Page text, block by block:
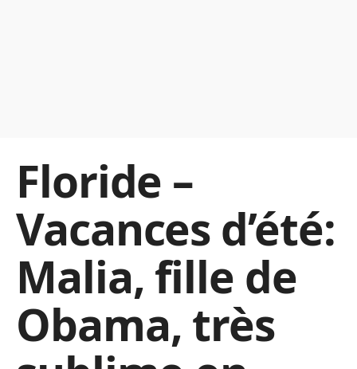
Floride –
Vacances d’été:
Malia, fille de
Obama, très